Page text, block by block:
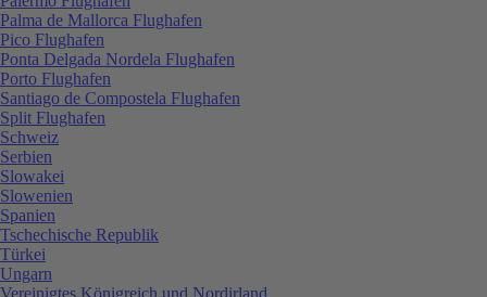
Palma de Mallorca Flughafen
Pico Flughafen
Ponta Delgada Nordela Flughafen
Porto Flughafen
Santiago de Compostela Flughafen
Split Flughafen
Schweiz
Serbien
Slowakei
Slowenien
Spanien
Tschechische Republik
Türkei
Ungarn
Vereinigtes Königreich und Nordirland